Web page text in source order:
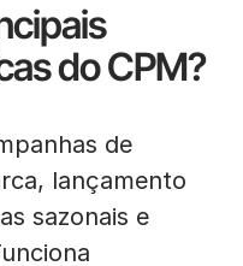
do CPM?
de
lançamento
sazonais e